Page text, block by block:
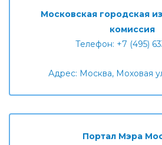
Московская городская
комиссия
Телефон: +7 (495)
Адрес: Москва, Моховая
Портал Мэра